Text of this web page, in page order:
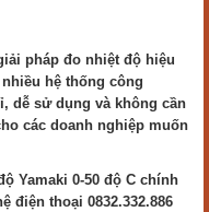
pháp đo nhiệt độ hiệu
hệ thống công
dễ sử dụng và không cần
các doanh nghiệp muốn
Yamaki 0-50 độ C chính
điện thoại 0832.332.886